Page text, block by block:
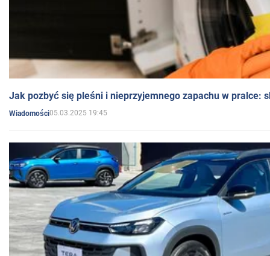
Jak pozbyć się pleśni i nieprzyjemnego zapachu w pralce:
Wiadomości05.03.2025 19:45